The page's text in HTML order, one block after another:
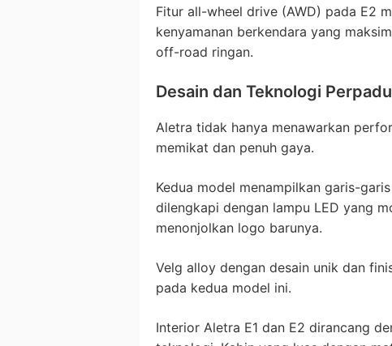
Fitur all-wheel drive (AWD) pada E2
kenyamanan berkendara yang
off-road ringan.
Desain dan Teknologi
Aletra tidak hanya menawarkan
memikat dan penuh gaya.
Kedua model menampilkan garis-
dilengkapi dengan lampu LED yang
menonjolkan logo barunya.
Velg alloy dengan desain unik dan
pada kedua model ini.
Interior Aletra E1 dan E2 dirancang